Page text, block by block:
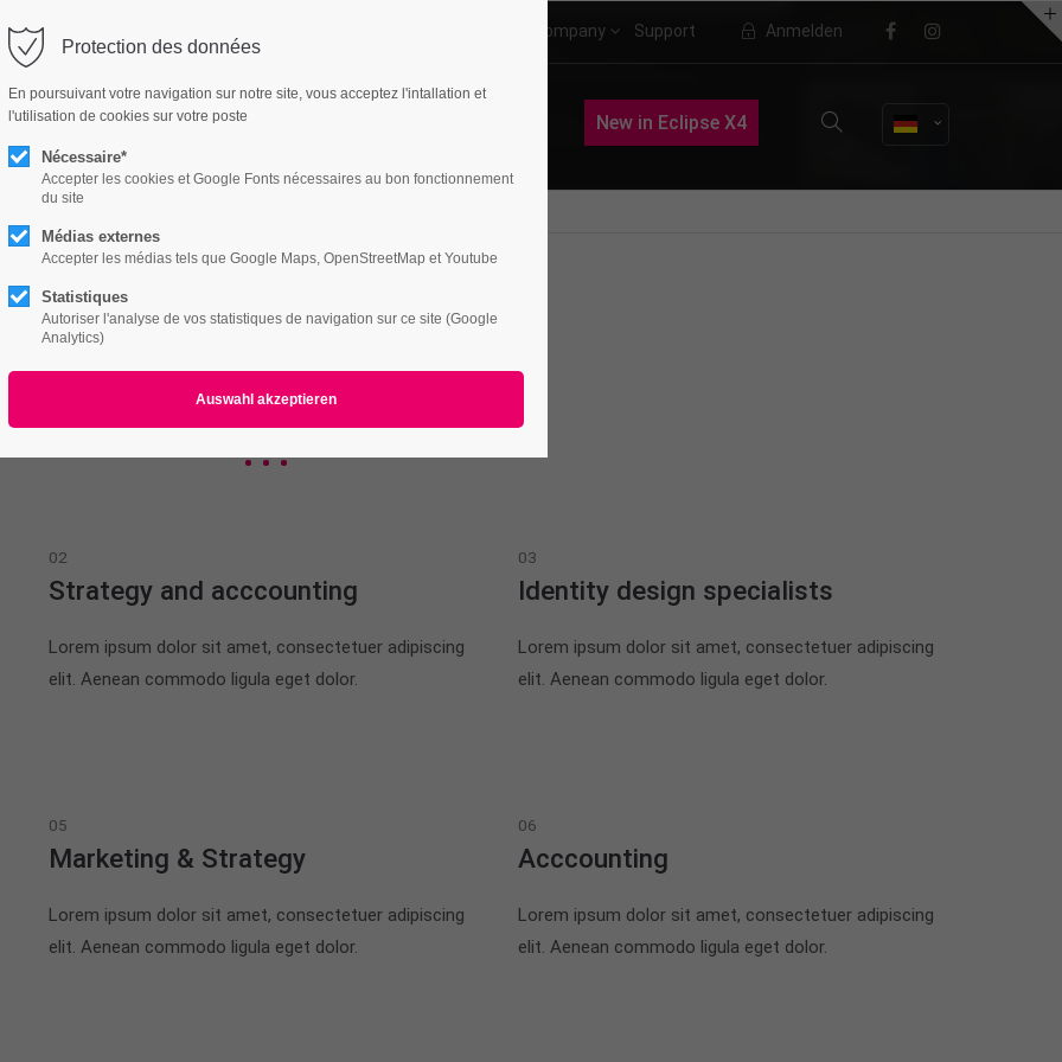
dolor sit amet:
/ 365days
8:00am - 5:00pm
San Francisco, CA 94102
Drop us a line
Lorem ipsum dolor sit amet,
vitalite.ch Company Support Anmelden
Features Page Presets New in Eclipse X4
VoIP Solutions
02
Strategy and acccounting
Lorem ipsum dolor sit amet, consectetuer adipiscing
elit. Aenean commodo ligula eget dolor.
03
Identity design specialists
Lorem ipsum dolor sit amet, consectetuer adipiscing
elit. Aenean commodo ligula eget dolor.
05
Marketing & Strategy
Lorem ipsum dolor sit amet, consectetuer adipiscing
elit. Aenean commodo ligula eget dolor.
06
Acccounting
Lorem ipsum dolor sit amet, consectetuer adipiscing
elit. Aenean commodo ligula eget dolor.
Protection des données
En poursuivant votre navigation sur notre site, vous acceptez l'intallation et
l'utilisation de cookies sur votre poste
Nécessaire*
Accepter les cookies et Google Fonts nécessaires au bon fonctionnement
du site
Médias externes
Accepter les médias tels que Google Maps, OpenStreetMap et Youtube
Statistiques
Autoriser l'analyse de vos statistiques de navigation sur ce site (Google
Analytics)